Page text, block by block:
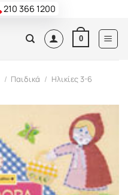
210 366 1200
0
/ Παιδικά / Ηλικίες 3-6